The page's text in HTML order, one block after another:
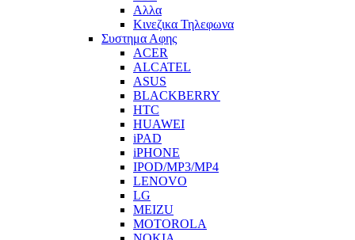
Αλλα
Κινεζικα Τηλεφωνα
Συστημα Αφης
ACER
ALCATEL
ASUS
BLACKBERRY
HTC
HUAWEI
iPAD
iPHONE
IPOD/MP3/MP4
LENOVO
LG
MEIZU
MOTOROLA